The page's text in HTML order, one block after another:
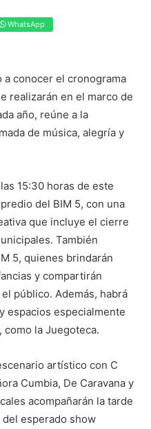
WhatsApp
a conocer el cronograma
realizarán en el marco de
año, reúne a la
de música, alegría y
15:30 horas de este
del BIM 5, con una
que incluye el cierre
También
5, quienes brindarán
y compartirán
público. Además, habrá
espacios especialmente
como la Juegoteca.
artístico con C
Cumbia, De Caravana y
acompañarán la tarde
esperado show